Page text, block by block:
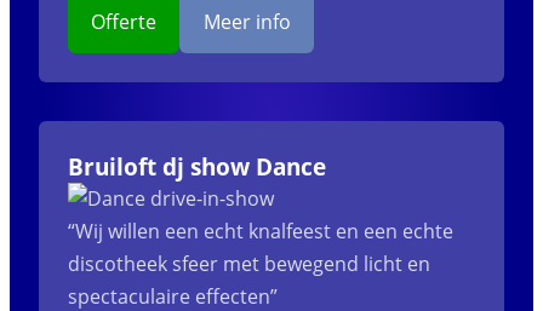
Offerte Meer info
Bruiloft dj show Dance
“Wij willen een echt knalfeest en een echte
discotheek sfeer met bewegend licht en
spectaculaire effecten”